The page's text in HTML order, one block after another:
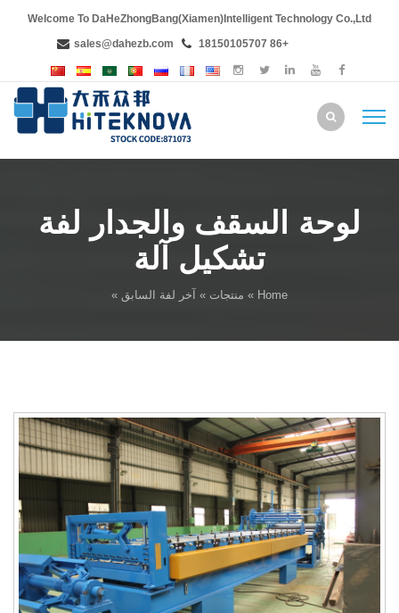
Welcome To DaHeZhongBang(Xiamen)Intelligent Technology Co.,Ltd
+86 18150105707
sales@dahezb.com
لوحة السقف والجدار لفة
تشكيل آلة
Home
» منتجات » آخر لفة السابق »